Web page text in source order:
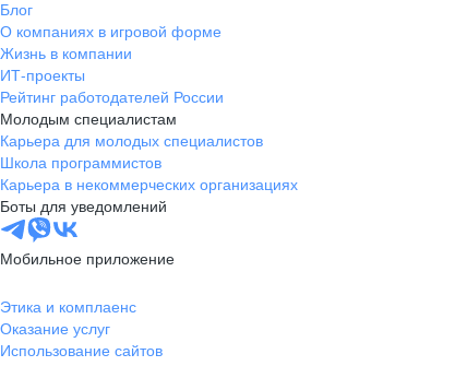
Блог
О компаниях в игровой форме
Жизнь в компании
ИТ-проекты
Рейтинг работодателей России
Молодым специалистам
Карьера для молодых специалистов
Школа программистов
Карьера в некоммерческих организациях
Боты для уведомлений
Мобильное приложение
Этика и комплаенс
Оказание услуг
Использование сайтов